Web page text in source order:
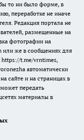
то ни было форме, в
переработке не иначе
Редакция портала не
размещенные на
фотографии на
или же в сообщениях для
https://t.me/vrntimes,
автоматически
сайте и на страницах в
передать
материалы в